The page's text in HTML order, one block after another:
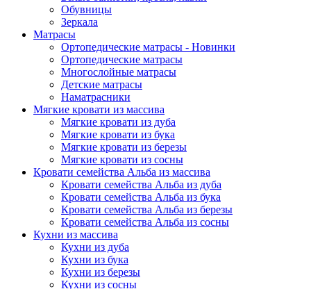
Обувницы
Зеркала
Матрасы
Ортопедические матрасы - Новинки
Ортопедические матрасы
Многослойные матрасы
Детские матрасы
Наматрасники
Мягкие кровати из массива
Мягкие кровати из дуба
Мягкие кровати из бука
Мягкие кровати из березы
Мягкие кровати из сосны
Кровати семейства Альба из массива
Кровати семейства Альба из дуба
Кровати семейства Альба из бука
Кровати семейства Альба из березы
Кровати семейства Альба из сосны
Кухни из массива
Кухни из дуба
Кухни из бука
Кухни из березы
Кухни из сосны